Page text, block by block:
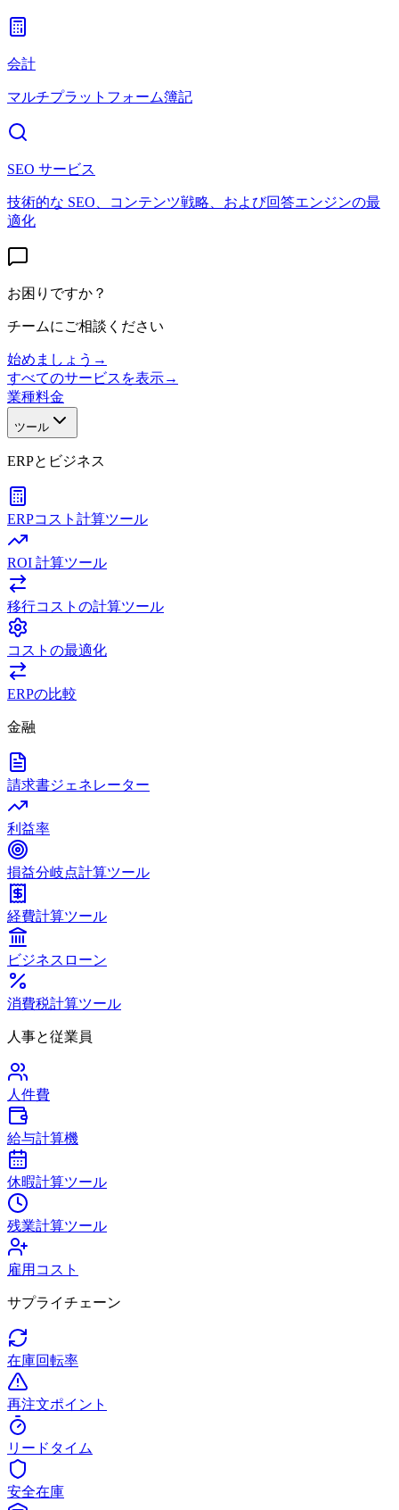
会計
マルチプラットフォーム簿記
SEO サービス
技術的な SEO、コンテンツ戦略、および回答エンジンの最
適化
お困りですか？
チームにご相談ください
始めましょう →
すべてのサービスを表示→
業種料金
ツール
ERPとビジネス
ERPコスト計算ツール
ROI 計算ツール
移行コストの計算ツール
コストの最適化
ERPの比較
金融
請求書ジェネレーター
利益率
損益分岐点計算ツール
経費計算ツール
ビジネスローン
消費税計算ツール
人事と従業員
人件費
給与計算機
休暇計算ツール
残業計算ツール
雇用コスト
サプライチェーン
在庫回転率
再注文ポイント
リードタイム
安全在庫